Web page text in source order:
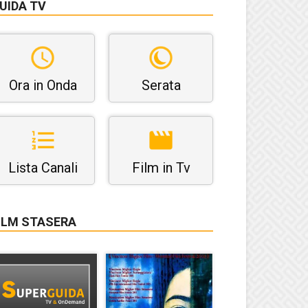
TV
Ora in Onda Serata
Lista Canali Film in Tv
STASERA